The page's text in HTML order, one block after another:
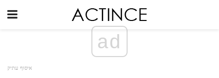
ad
איסוף עתיק